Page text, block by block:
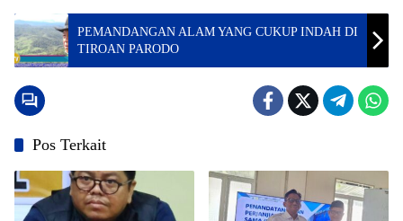
PEMANDANGAN ALAM YANG CUKUP INDAH DI
TIROAN PARODO
Pos Terkait